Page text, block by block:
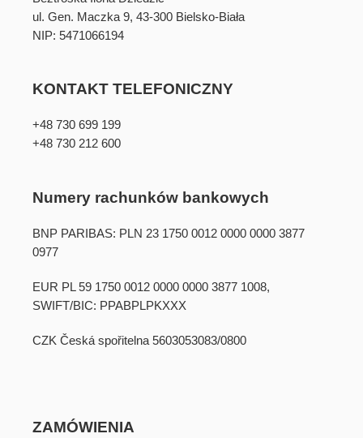
ul. Gen. Maczka 9, 43-300 Bielsko-Biała
NIP: 5471066194
KONTAKT TELEFONICZNY
+48 730 699 199
+48 730 212 600
Numery rachunków bankowych
BNP PARIBAS: PLN 23 1750 0012 0000 0000 3877
0977
EUR PL 59 1750 0012 0000 0000 3877 1008,
SWIFT/BIC: PPABPLPKXXX
CZK Česká spořitelna 5603053083/0800
ZAMÓWIENIA